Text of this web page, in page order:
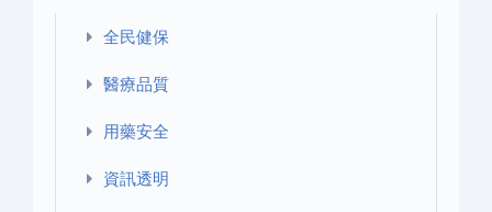
全民健保
醫療品質
用藥安全
資訊透明